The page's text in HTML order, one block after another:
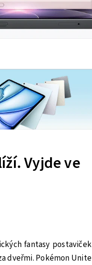
Vyjde ve
fantasy postaviček
dveřmi. Pokémon Unite